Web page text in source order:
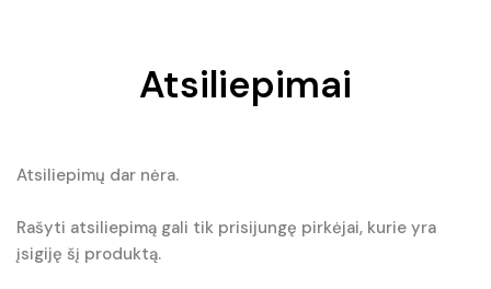
Atsiliepimai
Atsiliepimų dar nėra.
Rašyti atsiliepimą gali tik prisijungę pirkėjai, kurie yra
įsigiję šį produktą.